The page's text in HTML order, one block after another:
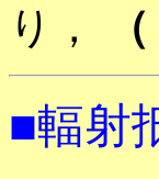
り，
■輻射